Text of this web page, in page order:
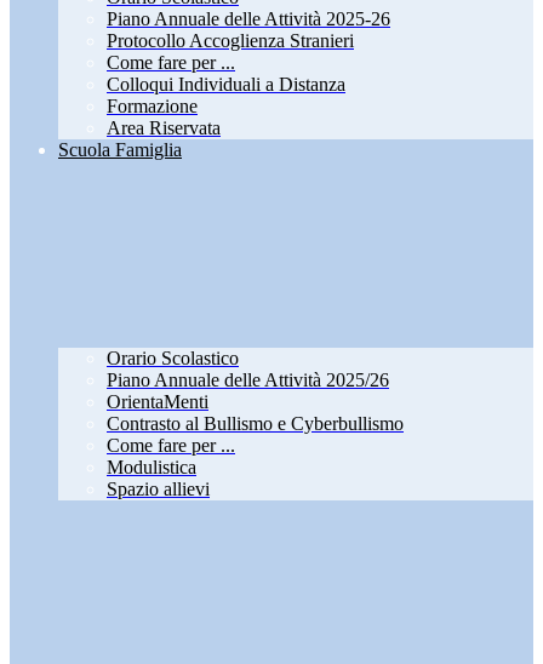
Piano Annuale delle Attività 2025-26
Protocollo Accoglienza Stranieri
Come fare per ...
Colloqui Individuali a Distanza
Formazione
Area Riservata
Scuola Famiglia
Orario Scolastico
Piano Annuale delle Attività 2025/26
OrientaMenti
Contrasto al Bullismo e Cyberbullismo
Come fare per ...
Modulistica
Spazio allievi